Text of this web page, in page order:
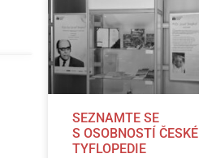
SEZNAMTE SE
S OSOBNOSTÍ ČESKÉ
TYFLOPEDIE